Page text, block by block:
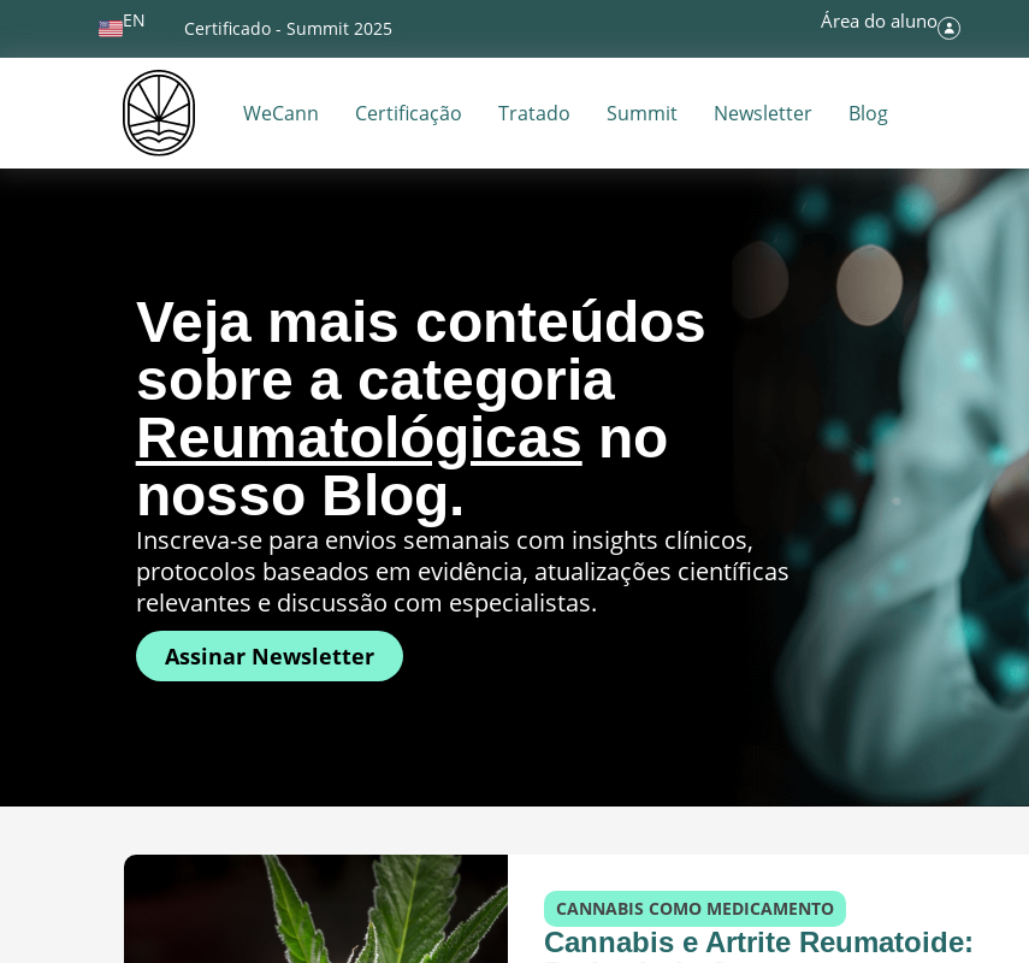
EN Certificado - Summit 2025 Área do aluno
WeCann Certificação Tratado Summit Newsletter Blog
Veja mais conteúdos
sobre a categoria
Reumatológicas no
nosso Blog.
Inscreva-se para envios semanais com insights clínicos,
protocolos baseados em evidência, atualizações científicas
relevantes e discussão com especialistas.
Assinar Newsletter
CANNABIS COMO MEDICAMENTO
Cannabis e Artrite Reumatoide: